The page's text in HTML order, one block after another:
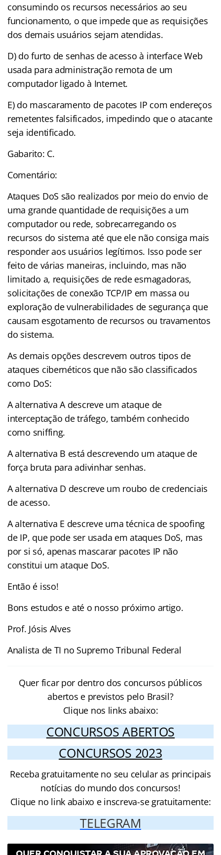
consumindo os recursos necessários ao seu
funcionamento, o que impede que as requisições
dos demais usuários sejam atendidas.
D) do furto de senhas de acesso à interface Web
usada para administração remota de um
computador ligado à Internet.
E) do mascaramento de pacotes IP com endereços
remetentes falsificados, impedindo que o atacante
seja identificado.
Gabarito: C.
Comentário:
Ataques DoS são realizados por meio do envio de
uma grande quantidade de requisições a um
computador ou rede, sobrecarregando os
recursos do sistema até que ele não consiga mais
responder aos usuários legítimos. Isso pode ser
feito de várias maneiras, incluindo, mas não
limitado a, requisições de rede esmagadoras,
solicitações de conexão TCP/IP em massa ou
exploração de vulnerabilidades de segurança que
causam esgotamento de recursos ou travamentos
do sistema.
As demais opções descrevem outros tipos de
ataques cibernéticos que não são classificados
como DoS:
A alternativa A descreve um ataque de
interceptação de tráfego, também conhecido
como sniffing.
A alternativa B está descrevendo um ataque de
força bruta para adivinhar senhas.
A alternativa D descreve um roubo de credenciais
de acesso.
A alternativa E descreve uma técnica de spoofing
de IP, que pode ser usada em ataques DoS, mas
por si só, apenas mascarar pacotes IP não
constitui um ataque DoS.
Então é isso!
Bons estudos e até o nosso próximo artigo.
Prof. Jósis Alves
Analista de TI no Supremo Tribunal Federal
Quer ficar por dentro dos concursos públicos
abertos e previstos pelo Brasil?
Clique nos links abaixo:
CONCURSOS ABERTOS
CONCURSOS 2023
Receba gratuitamente no seu celular as principais
notícias do mundo dos concursos!
Clique no link abaixo e inscreva-se gratuitamente:
TELEGRAM